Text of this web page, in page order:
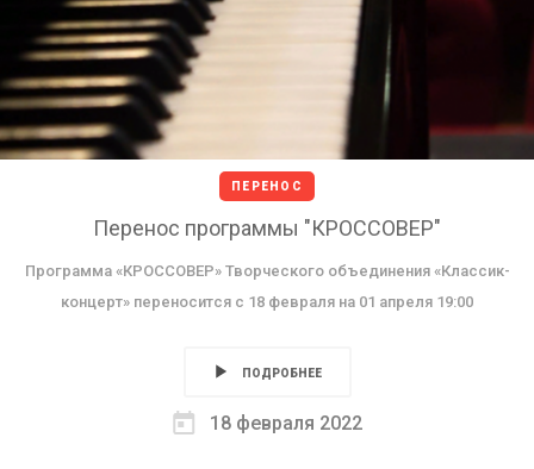
ПЕРЕНОС
Перенос программы "КРОССОВЕР"
Программа «КРОССОВЕР» Творческого объединения «Классик-
концерт» переносится с 18 февраля на 01 апреля 19:00
ПОДРОБНЕЕ
18 февраля 2022